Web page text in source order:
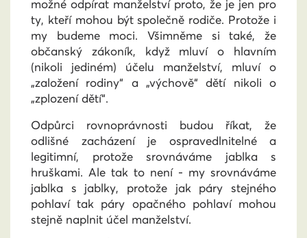
možné odpírat manželství proto, že je jen pro
ty, kteří mohou být společně rodiče. Protože i
my budeme moci. Všimněme si také, že
občanský zákoník, když mluví o hlavním
(nikoli jediném) účelu manželství, mluví o
„založení rodiny“ a „výchově“ dětí nikoli o
„zplození dětí“.
Odpůrci rovnoprávnosti budou říkat, že
odlišné zacházení je ospravedlnitelné a
legitimní, protože srovnáváme jablka s
hruškami. Ale tak to není - my srovnáváme
jablka s jablky, protože jak páry stejného
pohlaví tak páry opačného pohlaví mohou
stejně naplnit účel manželství.